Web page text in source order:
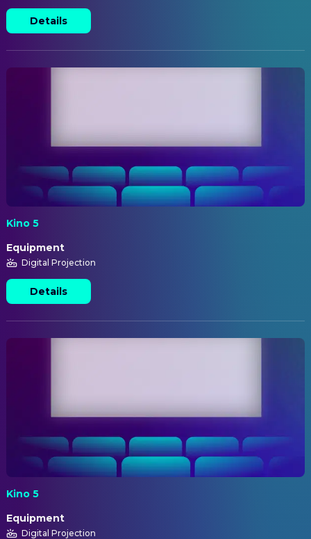
Details
Kino 5
Equipment
Digital Projection
Details
Kino 5
Equipment
Digital Projection